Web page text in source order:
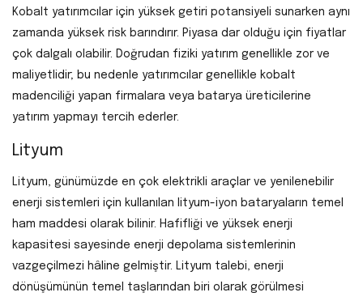
Kobalt yatırımcılar için yüksek getiri potansiyeli sunarken aynı
zamanda yüksek risk barındırır. Piyasa dar olduğu için fiyatlar
çok dalgalı olabilir. Doğrudan fiziki yatırım genellikle zor ve
maliyetlidir; bu nedenle yatırımcılar genellikle kobalt
madenciliği yapan firmalara veya batarya üreticilerine
yatırım yapmayı tercih ederler.
Lityum
Lityum, günümüzde en çok elektrikli araçlar ve yenilenebilir
enerji sistemleri için kullanılan lityum-iyon bataryaların temel
ham maddesi olarak bilinir. Hafifliği ve yüksek enerji
kapasitesi sayesinde enerji depolama sistemlerinin
vazgeçilmezi hâline gelmiştir. Lityum talebi, enerji
dönüşümünün temel taşlarından biri olarak görülmesi